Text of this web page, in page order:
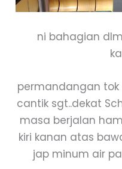
ni bahagian
permandangan tok
cantik sgt..dekat
masa berjalan
kiri kanan atas
jap minum air